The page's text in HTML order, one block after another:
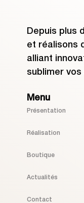
Depuis plus
et réalisons
alliant
sublimer vos
Menu
Présentation
Réalisation
Boutique
Actualités
Contact